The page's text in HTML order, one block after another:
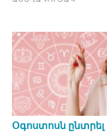
Օգոստոսն ընտրել